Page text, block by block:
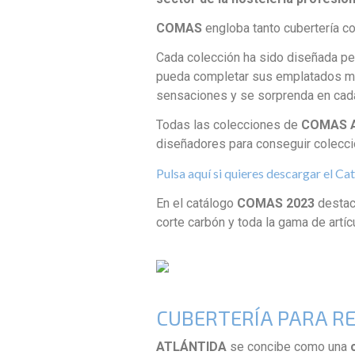
COMASengloba tanto cubertería
Cada colección ha sido diseñada
pueda completar sus emplatados
sensaciones y se sorprenda en
Todas las colecciones de COMAS
diseñadores para conseguir
Pulsa aquí si quieres descargar el
En el catálogo COMAS 2023
corte carbón y toda la gama de
CUBERTERÍA PARA
ATLÁNTIDA se concibe como una